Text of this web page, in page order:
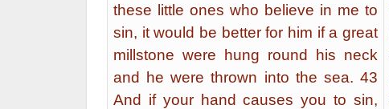
these little ones who believe in me to
sin, it would be better for him if a great
millstone were hung round his neck
and he were thrown into the sea. 43
And if your hand causes you to sin,